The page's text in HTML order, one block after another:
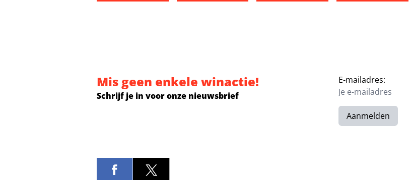
Johan Derksen haalt uit naar media temidden van overspelrel Wilfred Genee: ‘jullie
Zóveel winst maakt Frank Evenblij met
Dierenvriend van
Mis geen enkele winactie!
Schrijf je in voor onze nieuwsbrief
E-mailadres:
Aanmelden